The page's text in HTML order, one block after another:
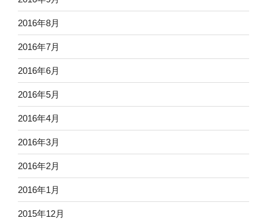
2016年8月
2016年7月
2016年6月
2016年5月
2016年4月
2016年3月
2016年2月
2016年1月
2015年12月